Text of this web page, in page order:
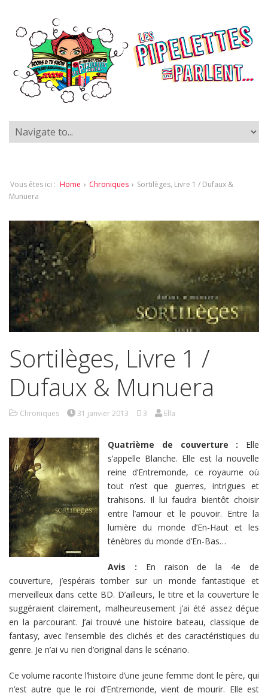
Vous êtes ici : Home › Chroniques › Sortilèges, Livre 1 / Dufaux &
Munuera
Sortilèges, Livre 1 /
Dufaux & Munuera
Chroniques 31 janvier 2013 3 Ella
Quatrième de couverture : Elle
s’appelle Blanche. Elle est la nouvelle
reine d’Entremonde, ce royaume où
tout n’est que guerres, intrigues et
trahisons. Il lui faudra bientôt choisir
entre l’amour et le pouvoir. Entre la
lumière du monde d’En-Haut et les
ténèbres du monde d’En-Bas…
Avis : En raison de la 4e de
couverture, j’espérais tomber sur un monde fantastique et
merveilleux dans cette BD. D’ailleurs, le titre et la couverture le
suggéraient clairement, malheureusement j’ai été assez déçue
en la parcourant. J’ai trouvé une histoire bateau, classique de
fantasy, avec l’ensemble des clichés et des caractéristiques du
genre. Je n’ai vu rien d’original dans le scénario.
Ce volume raconte l’histoire d’une jeune femme dont le père, qui
n’est autre que le roi d’Entremonde, vient de mourir. Elle est